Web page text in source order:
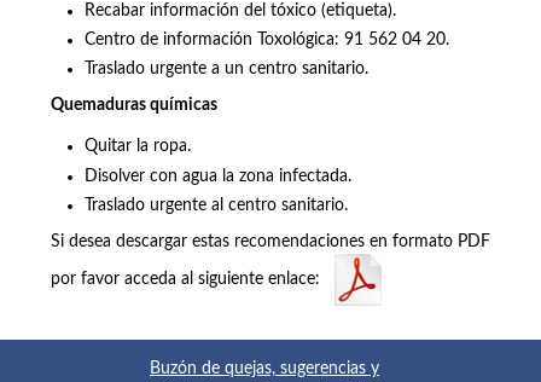
Recabar información del tóxico (etiqueta).
Centro de información Toxológica: 91 562 04 20.
Traslado urgente a un centro sanitario.
Quemaduras químicas
Quitar la ropa.
Disolver con agua la zona infectada.
Traslado urgente al centro sanitario.
Si desea descargar estas recomendaciones en formato PDF
por favor acceda al siguiente enlace:
Buzón de quejas, sugerencias y